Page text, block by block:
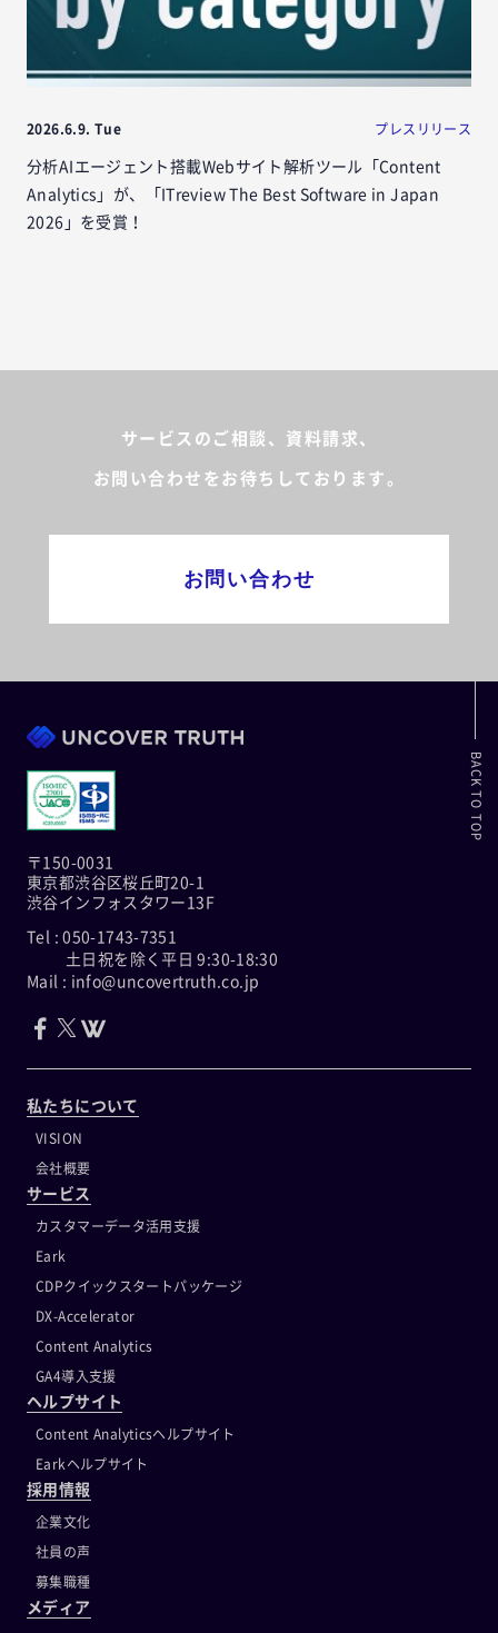
2026.6.9. Tue プレスリリース
分析AIエージェント搭載Webサイト解析ツール「Content
Analytics」が、「ITreview The Best Software in Japan
2026」を受賞！
サービスのご相談、資料請求、
お問い合わせをお待ちしております。
お問い合わせ
〒150-0031
東京都渋谷区桜丘町20-1
渋谷インフォスタワー13F
Tel : 050-1743-7351
土日祝を除く平日 9:30-18:30
Mail : info@uncovertruth.co.jp
私たちについて
VISION
会社概要
サービス
カスタマーデータ活用支援
Eark
CDPクイックスタートパッケージ
DX-Accelerator
Content Analytics
GA4導入支援
ヘルプサイト
Content Analyticsヘルプサイト
Earkヘルプサイト
採用情報
企業文化
社員の声
募集職種
メディア
BACK TO TOP